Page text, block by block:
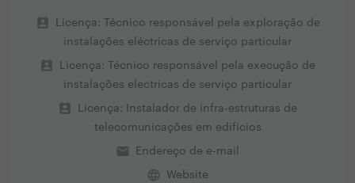
perm_contact_calendar
Licença: Técnico responsável pela exploração de
instalações eléctricas de serviço particular
perm_contact_calendar
Licença: Técnico responsável pela execução de
instalações electricas de serviço particular
perm_contact_calendar
Licença: Instalador de infra-estruturas de
telecomunicações em edifícios
email Endereço de e-mail
language Website